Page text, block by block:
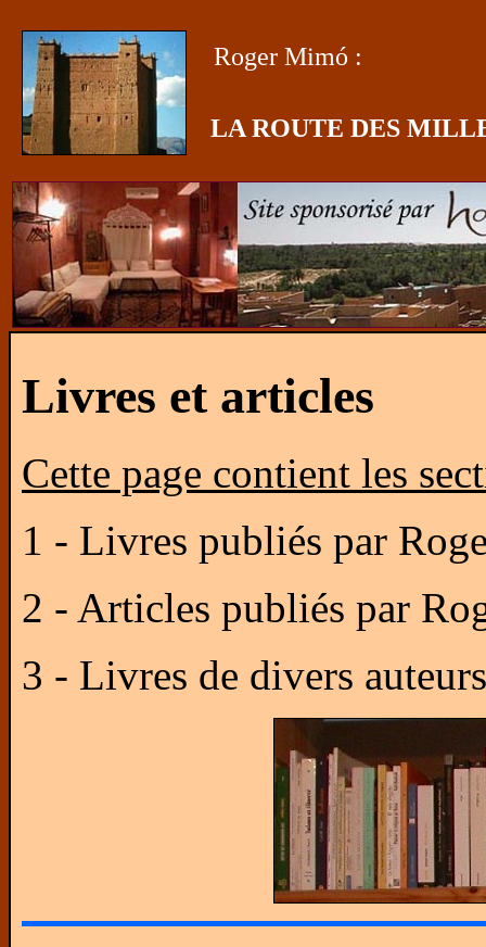
Roger Mimó :
LA ROUTE DES
Livres et articles
Cette page contient les
1 - Livres publiés par
2 - Articles publiés par
3 - Livres de divers